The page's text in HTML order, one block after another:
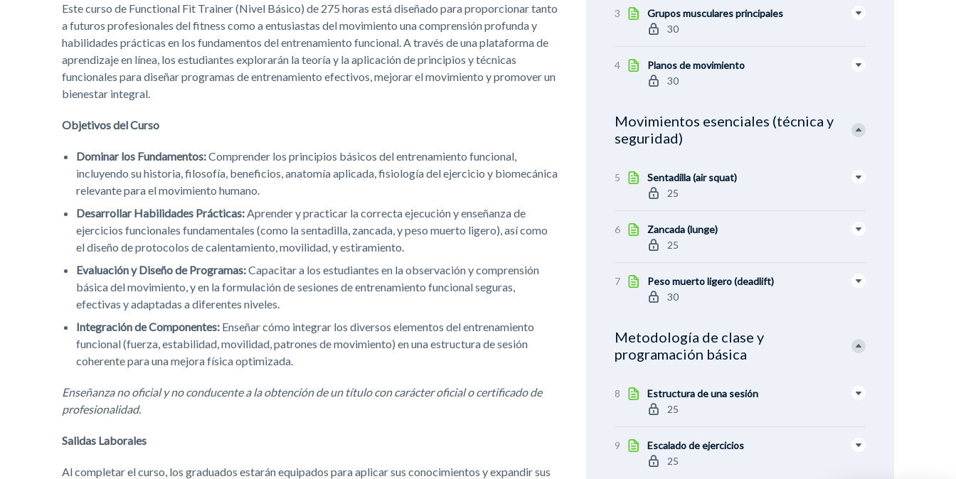
Este curso de Functional Fit Trainer (Nivel Básico) de 275 horas está diseñado para proporcionar tanto
a futuros profesionales del fitness como a entusiastas del movimiento una comprensión profunda y
habilidades prácticas en los fundamentos del entrenamiento funcional. A través de una plataforma de
aprendizaje en línea, los estudiantes explorarán la teoría y la aplicación de principios y técnicas
funcionales para diseñar programas de entrenamiento efectivos, mejorar el movimiento y promover un
bienestar integral.
Objetivos del Curso
Dominar los Fundamentos:Comprender los principios básicos del entrenamiento funcional,
incluyendo su historia, filosofía, beneficios, anatomía aplicada, fisiología del ejercicio y biomecánica
relevante para el movimiento humano.
Desarrollar Habilidades Prácticas: Aprender y practicar la correcta ejecución y enseñanza de
ejercicios funcionales fundamentales (como la sentadilla, zancada, y peso muerto ligero), así como
el diseño de protocolos de calentamiento, movilidad, y estiramiento.
Evaluación y Diseño de Programas:Capacitar a los estudiantes en la observación y comprensión
básica del movimiento, y en la formulación de sesiones de entrenamiento funcional seguras,
efectivas y adaptadas a diferentes niveles.
Integración de Componentes: Enseñar cómo integrar los diversos elementos del entrenamiento
funcional (fuerza, estabilidad, movilidad, patrones de movimiento) en una estructura de sesión
coherente para una mejora física optimizada.
Enseñanza no oficial y no conducente a la obtención de un título con carácter oficial o certificado de
profesionalidad.
Salidas Laborales
Al completar el curso, los graduados estarán equipados para aplicar sus conocimientos y expandir sus
3
Grupos musculares principales
30
4
Planos de movimiento
30
Movimientos esenciales (técnica y
seguridad)
5
Sentadilla (air squat)
25
6
Zancada (lunge)
25
7
Peso muerto ligero (deadlift)
30
Metodología de clase y
programación básica
8
Estructura de una sesión
25
9
Escalado de ejercicios
25